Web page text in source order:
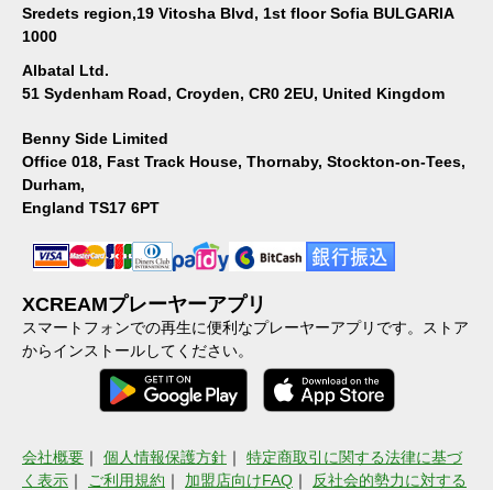
Sredets region,19 Vitosha Blvd, 1st floor Sofia BULGARIA
1000
Albatal Ltd.
51 Sydenham Road, Croyden, CR0 2EU, United Kingdom
Benny Side Limited
Office 018, Fast Track House, Thornaby, Stockton-on-Tees,
Durham,
England TS17 6PT
XCREAMプレーヤーアプリ
スマートフォンでの再生に便利なプレーヤーアプリです。ストア
からインストールしてください。
会社概要 ｜ 個人情報保護方針 ｜ 特定商取引に関する法律に基づ
く表示 ｜ ご利用規約 ｜ 加盟店向けFAQ ｜ 反社会的勢力に対する